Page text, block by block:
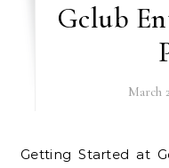
Gclub
March
Getting Started at Gclub Gclub entrance offers a